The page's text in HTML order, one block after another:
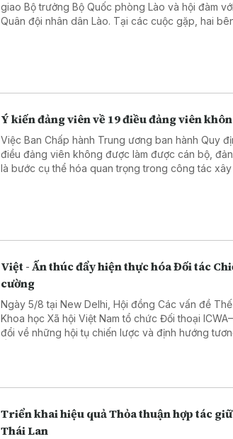
giao Bộ trưởng Bộ Quốc phòng Lào và hội đàm
Quân đội nhân dân Lào. Tại các cuộc gặp, hai
Ý kiến đảng viên về 19 điều đảng viên
Việc Ban Chấp hành Trung ương ban hành Quy
điều đảng viên không được làm được cán bộ,
là bước cụ thể hóa quan trọng trong công tác
Việt - Ấn thúc đẩy hiện thực hóa Đối tác
cường
Ngày 5/8 tại New Delhi, Hội đồng Các vấn đề
Khoa học Xã hội Việt Nam tổ chức Đối thoại
đổi về những hội tụ chiến lược và định hướng
Triển khai hiệu quả Thỏa thuận hợp tác
Thái Lan